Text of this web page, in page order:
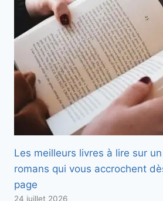
Les meilleurs livres à lire sur
romans qui vous accrochent
page
24 juillet 2026